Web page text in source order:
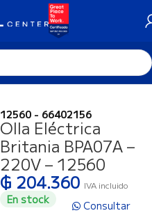
12560 - 66402156
Olla Eléctrica
Britania BPA07A –
220V – 12560
₲ 204.360 IVA incluido
En stock
Consultar